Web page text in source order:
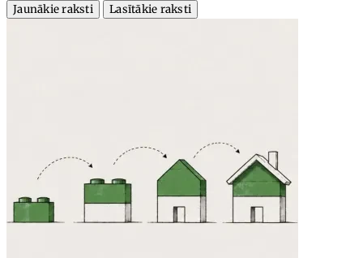
Jaunākie raksti
Lasītākie raksti